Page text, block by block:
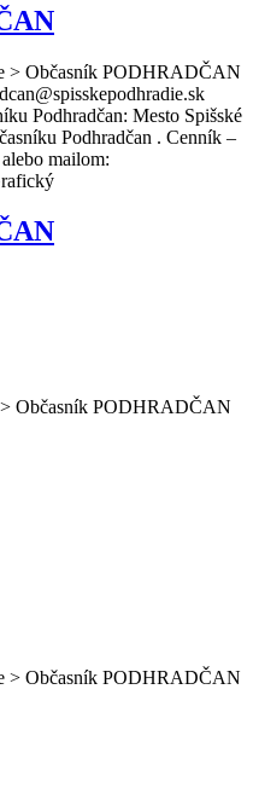
> Občasník PODHRADČAN
@spisskepodhradie.sk
Podhradčan: Mesto Spišské
Podhradčan . Cenník –
mailom:
> Občasník PODHRADČAN
> Občasník PODHRADČAN